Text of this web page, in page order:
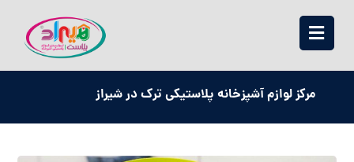
مرکز لوازم آشپزخانه پلاستیکی ترک در شیراز